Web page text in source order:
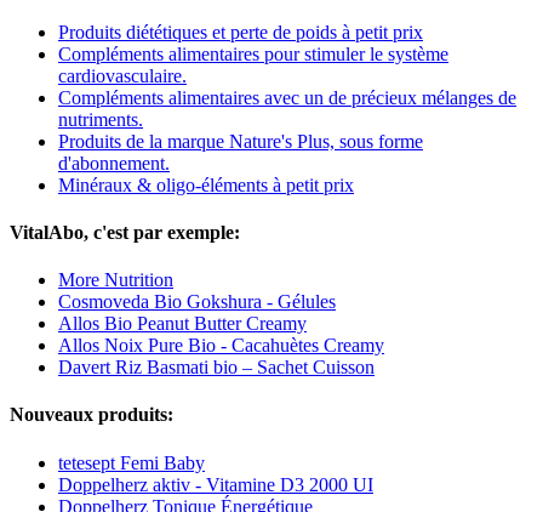
Produits diététiques et perte de poids à petit prix
Compléments alimentaires pour stimuler le système
cardiovasculaire.
Compléments alimentaires avec un de précieux mélanges de
nutriments.
Produits de la marque Nature's Plus, sous forme
d'abonnement.
Minéraux & oligo-éléments à petit prix
VitalAbo, c'est par exemple:
More Nutrition
Cosmoveda Bio Gokshura - Gélules
Allos Bio Peanut Butter Creamy
Allos Noix Pure Bio - Cacahuètes Creamy
Davert Riz Basmati bio – Sachet Cuisson
Nouveaux produits:
tetesept Femi Baby
Doppelherz aktiv - Vitamine D3 2000 UI
Doppelherz Tonique Énergétique